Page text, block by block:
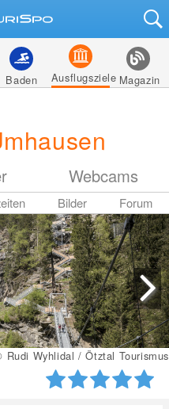
Baden Ausflugsziele Magazin
Webcams
Bilder Forum
Rudi Wyhlidal / Ötztal Tourismus